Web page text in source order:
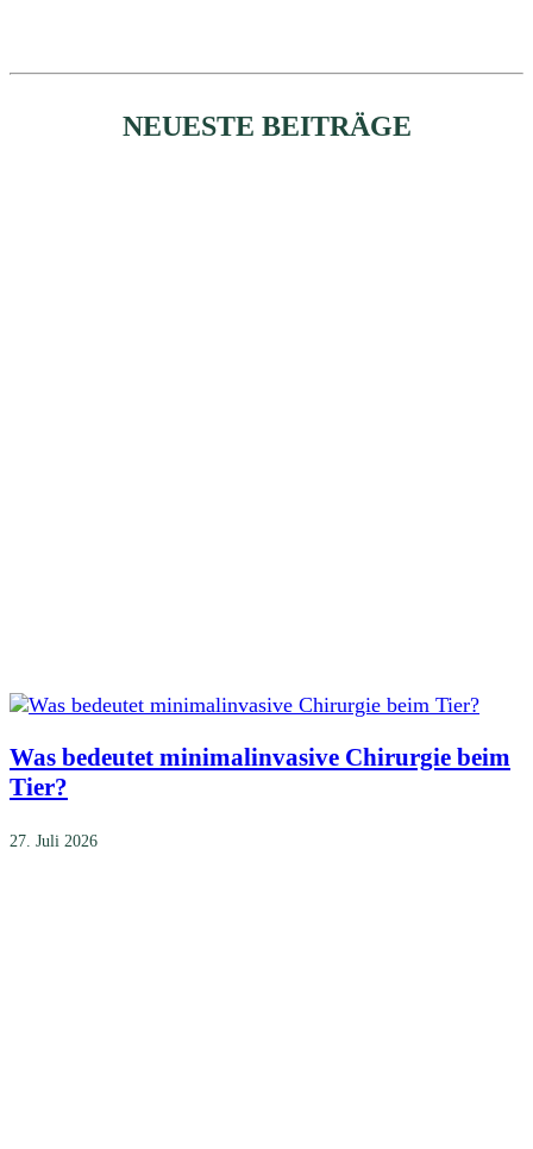
NEUESTE BEITRÄGE
Was bedeutet minimalinvasive Chirurgie beim
Tier?
27. Juli 2026